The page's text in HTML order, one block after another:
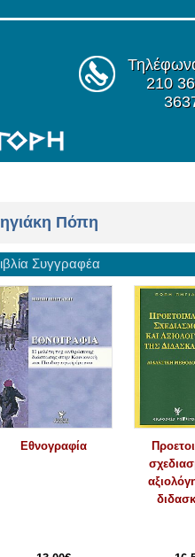
210
Πόπη
Συγγραφέα
Εθνογραφία